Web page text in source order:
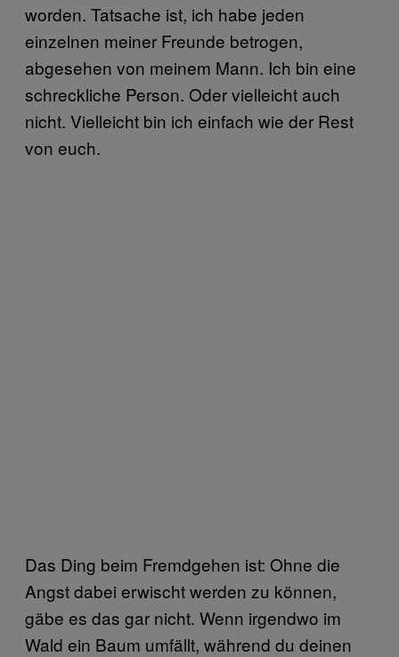
worden. Tatsache ist, ich habe jeden
einzelnen meiner Freunde betrogen,
abgesehen von meinem Mann. Ich bin eine
schreckliche Person. Oder vielleicht auch
nicht. Vielleicht bin ich einfach wie der Rest
von euch.
Das Ding beim Fremdgehen ist: Ohne die
Angst dabei erwischt werden zu können,
gäbe es das gar nicht. Wenn irgendwo im
Wald ein Baum umfällt, während du deinen